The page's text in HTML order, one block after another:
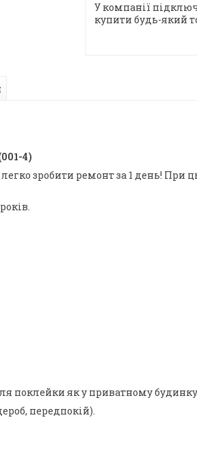
У компанії
купити будь-який
4)
зробити ремонт за 1 день!
поклейки як у приватному
передпокій).